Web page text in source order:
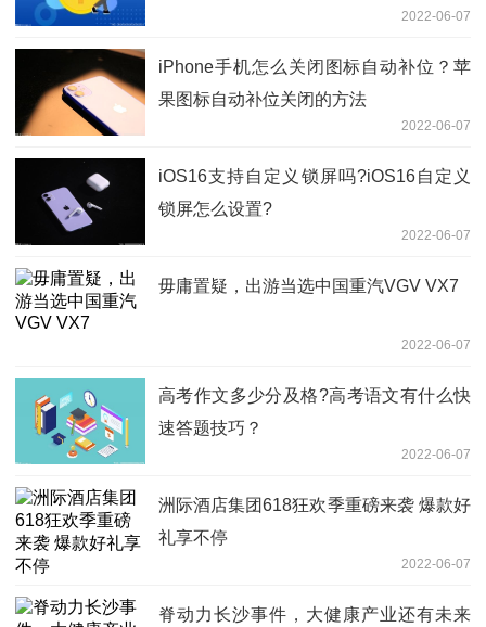
2022-06-07
iPhone手机怎么关闭图标自动补位？苹
果图标自动补位关闭的方法
2022-06-07
iOS16支持自定义锁屏吗?iOS16自定义
锁屏怎么设置?
2022-06-07
毋庸置疑，出游当选中国重汽VGV VX7
2022-06-07
高考作文多少分及格?高考语文有什么快
速答题技巧？
2022-06-07
洲际酒店集团618狂欢季重磅来袭 爆款好
礼享不停
2022-06-07
脊动力长沙事件，大健康产业还有未来